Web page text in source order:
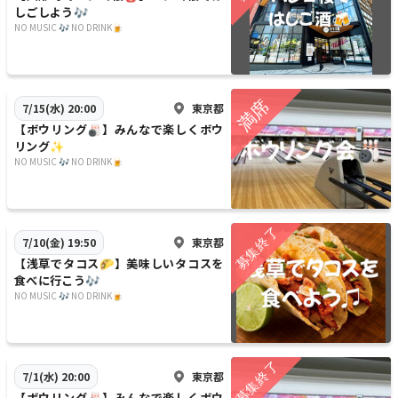
しごしよう🎶
NO MUSIC 🎶 NO DRINK🍺
7/15(水) 20:00 東京都
【ボウリング🎳】みんなで楽しくボウ
リング✨
NO MUSIC 🎶 NO DRINK🍺
7/10(金) 19:50 東京都
【浅草でタコス🌮】美味しいタコスを
食べに行こう🎶
NO MUSIC 🎶 NO DRINK🍺
7/1(水) 20:00 東京都